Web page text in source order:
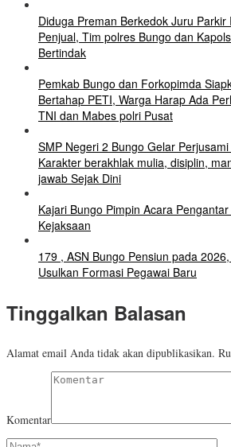
Diduga Preman Berkedok Juru
Penjual, Tim polres Bungo dan
Bertindak
Pemkab Bungo dan Forkopimda
Bertahap PETI, Warga Harap Ada
TNI dan Mabes polri Pusat
SMP Negeri 2 Bungo Gelar
Karakter berakhlak mulia, disiplin,
jawab Sejak Dini
Kajari Bungo Pimpin Acara
Kejaksaan
179 , ASN Bungo Pensiun pada
Usulkan Formasi Pegawai Baru
Tinggalkan Balasan
Alamat email Anda tidak akan dipublikasikan.
Komentar